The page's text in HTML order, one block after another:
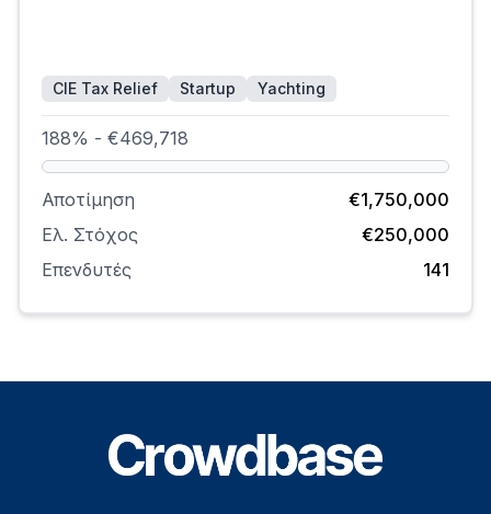
CIE Tax Relief Startup Yachting
188% - €469,718
Αποτίμηση
€1,750,000
Ελ. Στόχος
€250,000
Επενδυτές
141